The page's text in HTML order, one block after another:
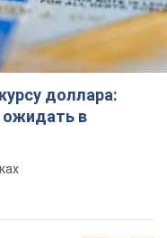
доллара:
ожидать в